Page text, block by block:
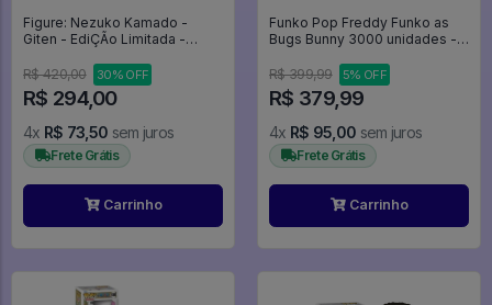
Figure: Nezuko Kamado -
Giten - EdiÇÃo Limitada -
No Yaiba
R$ 420,00 30% OFF
R$ 294,00
4x R$ 73,50 sem juros
Frete Grátis
Carrinho
Funko Pop Freddy Funko as
Bugs Bunny 3000 unidades -
### #98
R$ 399,99 5% OFF
R$ 379,99
4x R$ 95,00 sem juros
Frete Grátis
Carrinho